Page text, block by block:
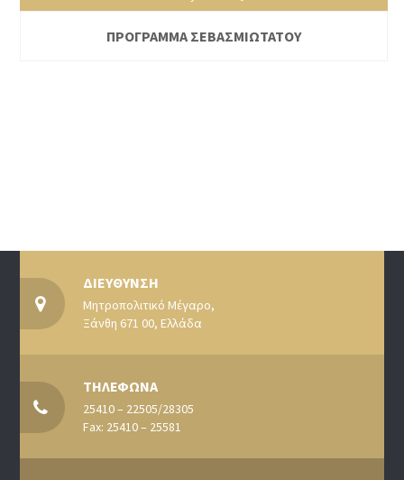
ΠΡΟΓΡΑΜΜΑ ΣΕΒΑΣΜΙΩΤΑΤΟΥ
ΔΙΕΥΘΥΝΣΗ
Μητροπολιτικό Μέγαρο,
Ξάνθη 671 00, Ελλάδα
ΤΗΛΕΦΩΝΑ
25410 – 22505/28305
Fax: 25410 – 25581